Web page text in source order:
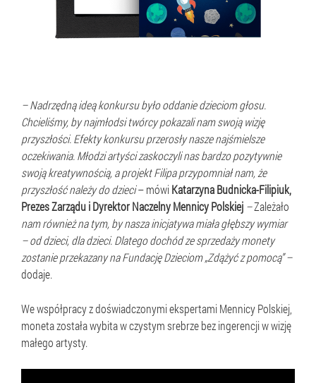
–Nadrzędną ideą konkursu było oddanie dzieciom głosu.
Chcieliśmy, by najmłodsi twórcy pokazali nam swoją wizję
przyszłości. Efekty konkursu przerosły nasze najśmielsze
oczekiwania. Młodzi artyści zaskoczyli nas bardzo pozytywnie
swoją kreatywnością, a projekt Filipa przypomniał nam, że
przyszłość należy do dzieci– mówi Katarzyna Budnicka-Filipiuk,
Prezes Zarządu i Dyrektor Naczelny Mennicy Polskiej –Zależało
nam również na tym, by nasza inicjatywa miała głębszy wymiar
– od dzieci, dla dzieci. Dlatego dochód ze sprzedaży monety
zostanie przekazany na Fundację Dzieciom „Zdążyć z pomocą” –
dodaje.
We współpracy z doświadczonymi ekspertami Mennicy Polskiej,
moneta została wybita w czystym srebrze bez ingerencji w wizję
małego artysty.